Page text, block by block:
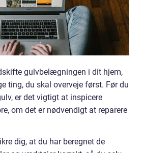
gulvbelægningen i dit hjem,
ting, du skal overveje først. Før du
er det vigtigt at inspicere
om det er nødvendigt at reparere
dig, at du har beregnet de